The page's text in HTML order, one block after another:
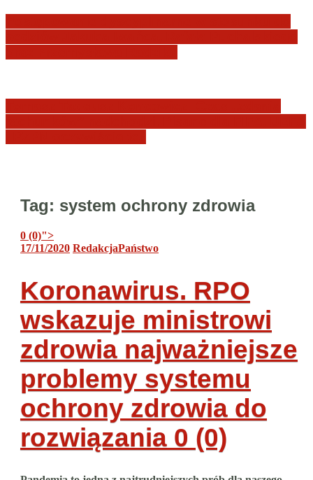
Tag: system ochrony zdrowia
0 (0)">
17/11/2020 RedakcjaPaństwo
Koronawirus. RPO
wskazuje ministrowi
zdrowia najważniejsze
problemy systemu
ochrony zdrowia do
rozwiązania 0 (0)